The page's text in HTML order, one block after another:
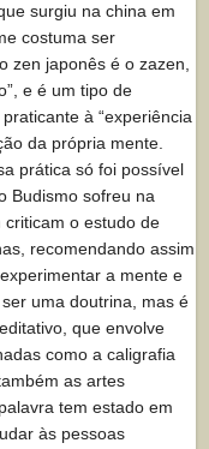
surgiu na china em
costuma ser
zen japonês é o zazen,
e é um tipo de
à “experiência
da própria mente.
prática só foi possível
Budismo sofreu na
o estudo de
recomendando assim
a mente e
uma doutrina, mas é
que envolve
como a caligrafia
as artes
tem estado em
às pessoas